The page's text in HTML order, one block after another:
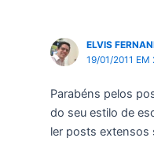
ELVIS
19/01/2011 EM
Parabéns pelos
do seu estilo de
ler posts extensos